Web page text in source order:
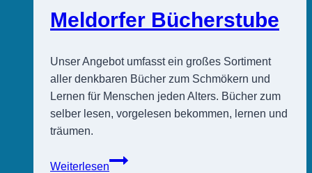
Meldorfer Bücherstube
Unser Angebot umfasst ein großes Sortiment
aller denkbaren Bücher zum Schmökern und
Lernen für Menschen jeden Alters. Bücher zum
selber lesen, vorgelesen bekommen, lernen und
träumen.
Weiterlesen
Meldorfer